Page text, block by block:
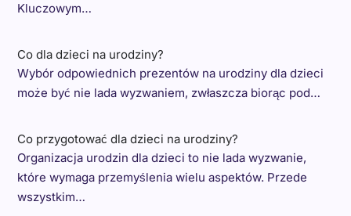
Kluczowym…
Co dla dzieci na urodziny?
Wybór odpowiednich prezentów na urodziny dla dzieci
może być nie lada wyzwaniem, zwłaszcza biorąc pod…
Co przygotować dla dzieci na urodziny?
Organizacja urodzin dla dzieci to nie lada wyzwanie,
które wymaga przemyślenia wielu aspektów. Przede
wszystkim…